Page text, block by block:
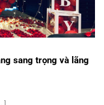
sang trọng và lãng